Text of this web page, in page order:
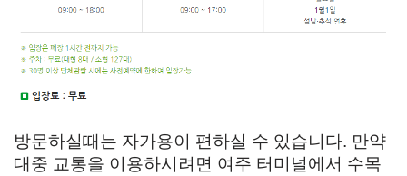
방문하실때는 자가용이 편하실 수 있습니다. 만약
대중 교통을 이용하시려면 여주 터미널에서 수목